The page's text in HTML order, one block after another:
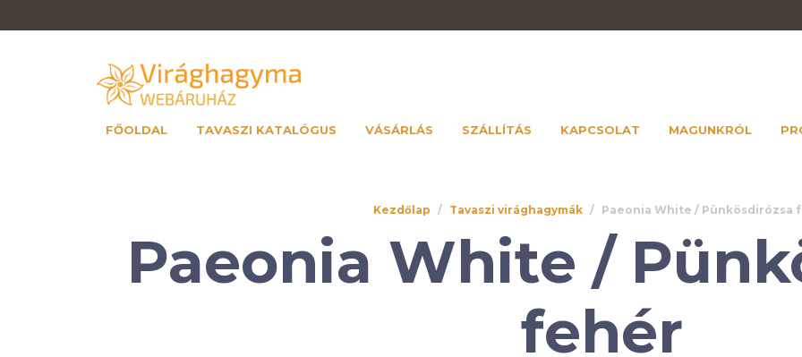
FŐOLDAL TAVASZI KATALÓGUS VÁSÁRLÁS SZÁLLÍTÁS KAPCSOLAT MAGUNKRÓL
Kezdőlap / Tavaszi virághagymák / Paeonia White / Pünkösdirózsa
Paeonia White /
fehér